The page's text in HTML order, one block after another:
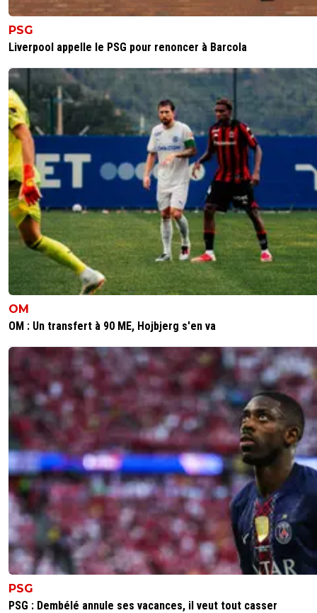
PSG
Liverpool appelle le PSG pour renoncer à Barcola
OM
OM : Un transfert à 90 ME, Hojbjerg s'en va
PSG
PSG : Dembélé annule ses vacances, il veut tout casser